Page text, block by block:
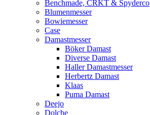
Benchmade, CRKT & Spyderco
Blumenmesser
Bowiemesser
Case
Damastmesser
Böker Damast
Diverse Damast
Haller Damastmesser
Herbertz Damast
Klaas
Puma Damast
Deejo
Dolche